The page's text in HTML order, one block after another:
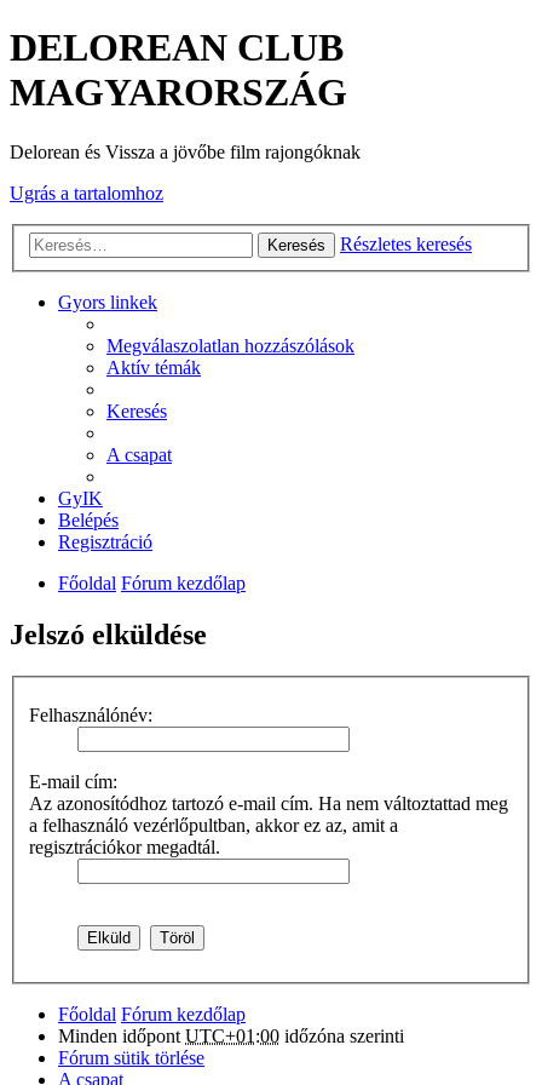
DELOREAN CLUB
MAGYARORSZÁG
Delorean és Vissza a jövőbe film rajongóknak
Ugrás a tartalomhoz
Keresés Részletes keresés
Gyors linkek
Megválaszolatlan hozzászólások
Aktív témák
Keresés
A csapat
GyIK
Belépés
Regisztráció
Főoldal Fórum kezdőlap
Jelszó elküldése
Felhasználónév:
E-mail cím:
Az azonosítódhoz tartozó e-mail cím. Ha nem változtattad meg
a felhasználó vezérlőpultban, akkor ez az, amit a
regisztrációkor megadtál.
Főoldal Fórum kezdőlap
Minden időpont UTC+01:00 időzóna szerinti
Fórum sütik törlése
A csapat